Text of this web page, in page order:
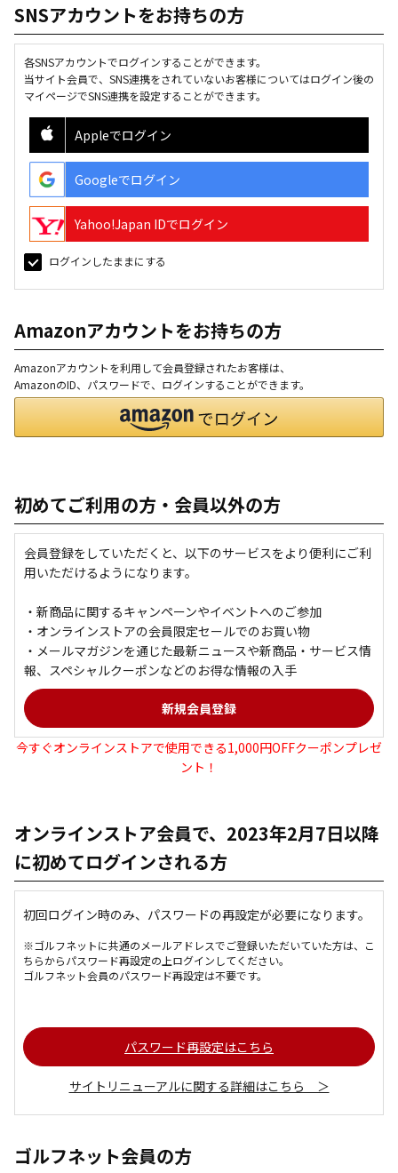
SNSアカウントをお持ちの方
各SNSアカウントでログインすることができます。
当サイト会員で、SNS連携をされていないお客様についてはログイン後の
マイページでSNS連携を設定することができます。
Appleでログイン
Googleでログイン
Yahoo!Japan IDでログイン
ログインしたままにする
Amazonアカウントをお持ちの方
Amazonアカウントを利用して会員登録されたお客様は、
AmazonのID、パスワードで、ログインすることができます。
初めてご利用の方・会員以外の方
会員登録をしていただくと、以下のサービスをより便利にご利
用いただけるようになります。
・新商品に関するキャンペーンやイベントへのご参加
・オンラインストアの会員限定セールでのお買い物
・メールマガジンを通じた最新ニュースや新商品・サービス情
報、スペシャルクーポンなどのお得な情報の入手
今すぐオンラインストアで使用できる1,000円OFFクーポンプレゼ
ント！
オンラインストア会員で、2023年2月7日以降
に初めてログインされる方
初回ログイン時のみ、パスワードの再設定が必要になります。
※ゴルフネットに共通のメールアドレスでご登録いただいていた方は、こ
ちらからパスワード再設定の上ログインしてください。
ゴルフネット会員のパスワード再設定は不要です。
パスワード再設定はこちら
サイトリニューアルに関する詳細はこちら ＞
ゴルフネット会員の方